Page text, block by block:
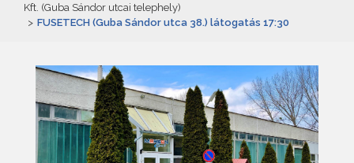
Kft. (Guba Sándor utcai telephely)
> FUSETECH (Guba Sándor utca 38.) látogatás 17:30